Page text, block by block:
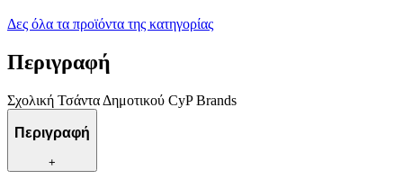
Δες όλα τα προϊόντα της κατηγορίας
Περιγραφή
Σχολική Τσάντα Δημοτικού CyP Brands
Περιγραφή
+